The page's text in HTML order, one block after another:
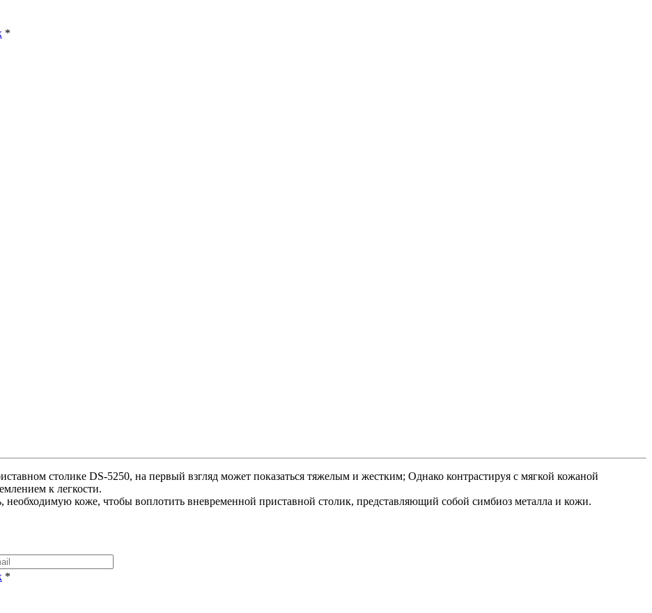
*
столике DS-5250, на первый взгляд может показаться тяжелым и жестким; Однако контрастируя с мягкой кожаной
к легкости.
необходимую коже, чтобы воплотить вневременной приставной столик, представляющий собой симбиоз металла и кожи.
*